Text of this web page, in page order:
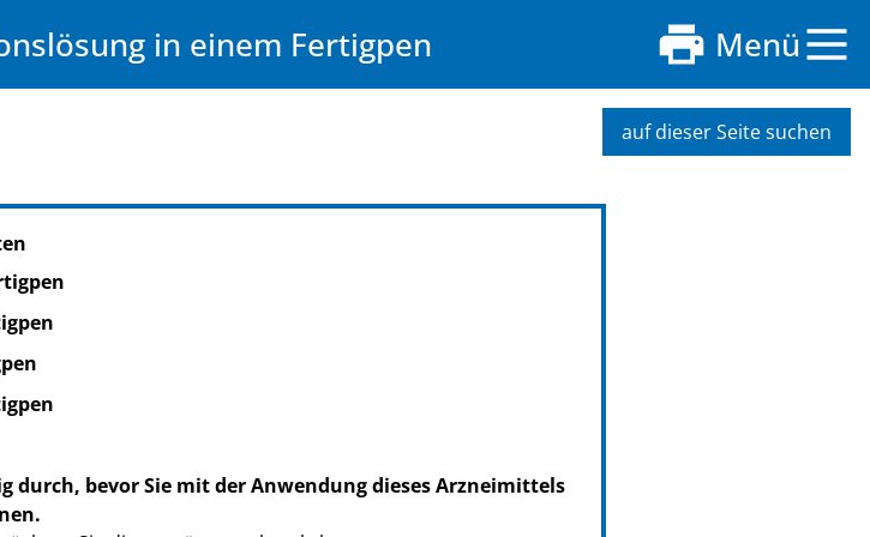
in einem Fertigpen Menü
auf dieser Seite suchen
durch, bevor Sie mit der Anwendung dieses Arzneimittels